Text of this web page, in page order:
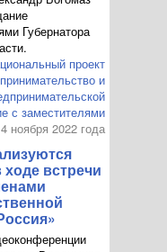
Губернатора
проект
и
с заместителями
ноября 2022 года
встречи